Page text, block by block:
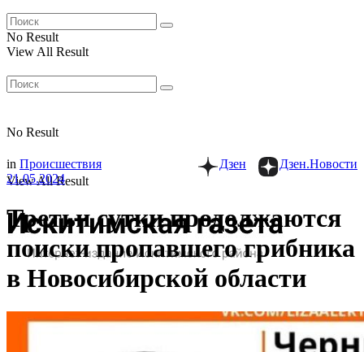
No Result
View All Result
No Result
View All Result
Дзен.Новости
Дзен
in Происшествия
21.05.2024
Третьи сутки продолжаются
поиски пропавшего грибника
в Новосибирской области